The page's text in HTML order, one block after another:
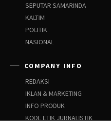
SEPUTAR SAMARINDA
KALTIM
POLITIK
NASIONAL
COMPANY INFO
REDAKSI
IKLAN & MARKETING
INFO PRODUK
KODE ETIK JURNALISTIK